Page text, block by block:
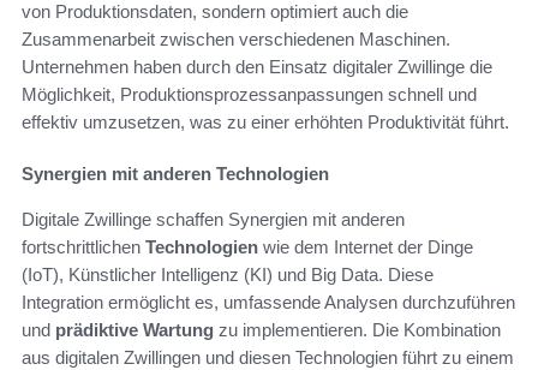
von Produktionsdaten, sondern optimiert auch die
Zusammenarbeit zwischen verschiedenen Maschinen.
Unternehmen haben durch den Einsatz digitaler Zwillinge die
Möglichkeit, Produktionsprozessanpassungen schnell und
effektiv umzusetzen, was zu einer erhöhten Produktivität führt.
Synergien mit anderen Technologien
Digitale Zwillinge schaffen Synergien mit anderen
fortschrittlichen Technologien wie dem Internet der Dinge
(IoT), Künstlicher Intelligenz (KI) und Big Data. Diese
Integration ermöglicht es, umfassende Analysen durchzuführen
und prädiktive Wartung zu implementieren. Die Kombination
aus digitalen Zwillingen und diesen Technologien führt zu einem